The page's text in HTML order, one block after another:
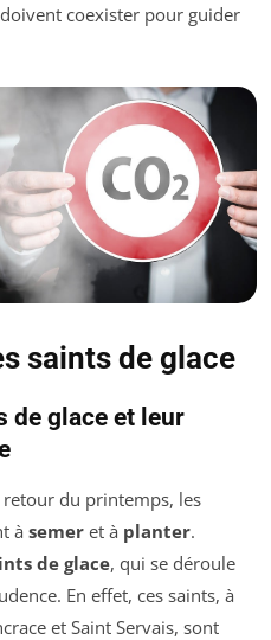
coexister pour guider
saints de glace
de glace et leur
retour du printemps, les
à semer et à planter.
de glace, qui se déroule
En effet, ces saints, à
et Saint Servais, sont